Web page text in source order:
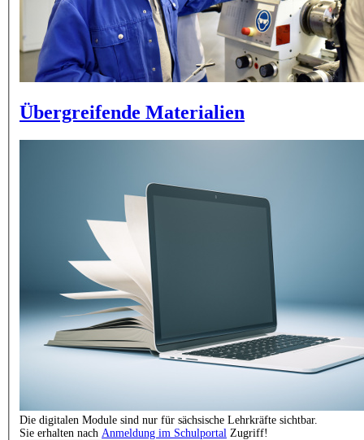
Übergreifende Materialien
Die digitalen Module sind nur für sächsische Lehrkräfte sichtbar.
Sie erhalten nach Anmeldung im Schulportal Zugriff!